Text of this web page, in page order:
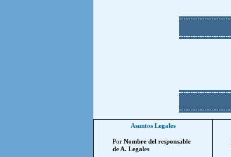
Asuntos Legales
Por Nombre del responsable
de A. Legales